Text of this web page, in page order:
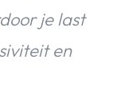
je last
en